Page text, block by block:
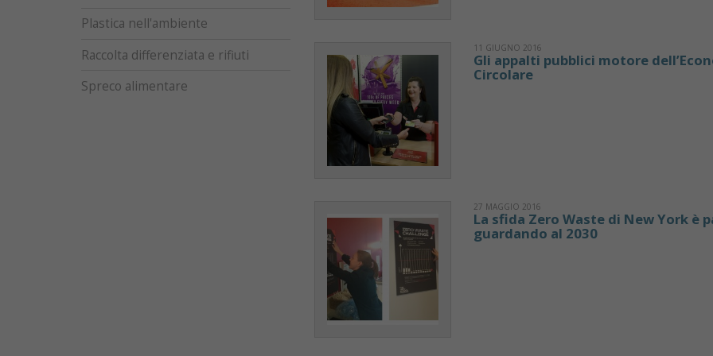
Plastica nell'ambiente
Raccolta differenziata e rifiuti
Spreco alimentare
11 GIUGNO 2016
Gli appalti pubblici motore
Circolare
27 MAGGIO 2016
La sfida Zero Waste di New York è
guardando al 2030